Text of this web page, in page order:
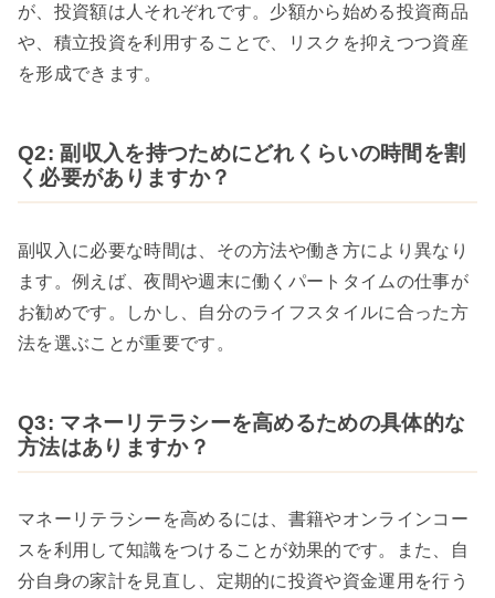
が、投資額は人それぞれです。少額から始める投資商品
や、積立投資を利用することで、リスクを抑えつつ資産
を形成できます。
Q2: 副収入を持つためにどれくらいの時間を割
く必要がありますか？
副収入に必要な時間は、その方法や働き方により異なり
ます。例えば、夜間や週末に働くパートタイムの仕事が
お勧めです。しかし、自分のライフスタイルに合った方
法を選ぶことが重要です。
Q3: マネーリテラシーを高めるための具体的な
方法はありますか？
マネーリテラシーを高めるには、書籍やオンラインコー
スを利用して知識をつけることが効果的です。また、自
分自身の家計を見直し、定期的に投資や資金運用を行う